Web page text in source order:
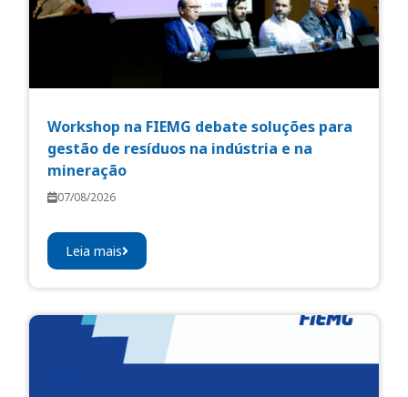
Workshop na FIEMG debate soluções para
gestão de resíduos na indústria e na
mineração
07/08/2026
Leia mais